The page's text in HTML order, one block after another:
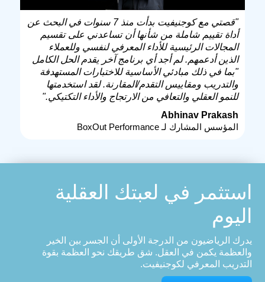
"قصتي مع كوجنيفيت بدأت منذ 7 سنوات في البحث عن
أداة تقييم شاملة من شأنها أن تساعدني على تقسيم
المجالات الرئيسية للأداء المعرفي لنفسي وللعملاء
الذين أدعمهم. لم أجد أي برنامج آخر يقدم الحل الكامل
"بما في ذلك مبادئي الأساسية للاختبارات المستهدفة
والتدريب ومقاييس التقدم/المقارنة. لقد استخدمتها
للنمو العقلي والتعافي من الارتجاج والأداء التكتيكي."
Abhinav Prakash
المؤسس المشارك لـ BoxOut Performance
استثمر في لعبتك العقلية
اليوم
يدرك الرياضيون من الدرجة الأولى أن الجسر بين الخير
والعظمة يكمن في العقل. شق طريقك نحو العظمة بقوة
التدريب المعرفي لكوجنيفيت.